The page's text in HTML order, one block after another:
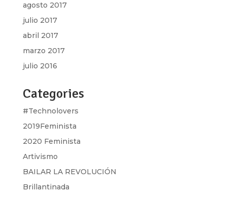
agosto 2017
julio 2017
abril 2017
marzo 2017
julio 2016
Categories
#Technolovers
2019Feminista
2020 Feminista
Artivismo
BAILAR LA REVOLUCIÓN
Brillantinada